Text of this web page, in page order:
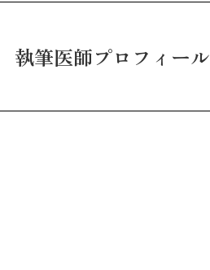
執筆医師プロフィール